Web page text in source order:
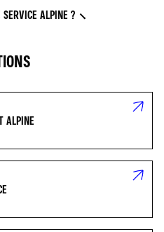
SERVICE ALPINE ?
ALPINE